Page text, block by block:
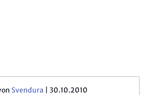
Svendura 30.10.2010